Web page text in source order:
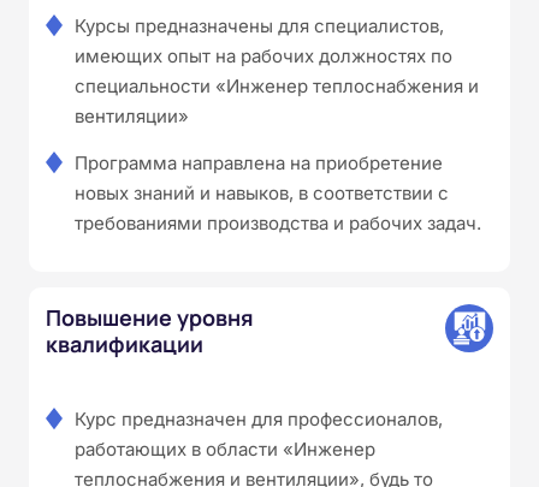
Курсы предназначены для специалистов,
имеющих опыт на рабочих должностях по
специальности «Инженер теплоснабжения и
вентиляции»
Программа направлена на приобретение
новых знаний и навыков, в соответствии с
требованиями производства и рабочих задач.
Повышение уровня
квалификации
Курс предназначен для профессионалов,
работающих в области «Инженер
теплоснабжения и вентиляции», будь то